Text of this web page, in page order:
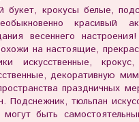
букет, крокусы белые,
красивый
весеннего
на настоящие,
искусственные, крокус,
декоративную
праздничных
Подснежник, тюльпан
быть